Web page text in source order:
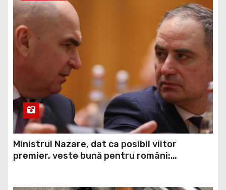
Ministrul Nazare, dat ca posibil viitor
premier, veste bună pentru români: